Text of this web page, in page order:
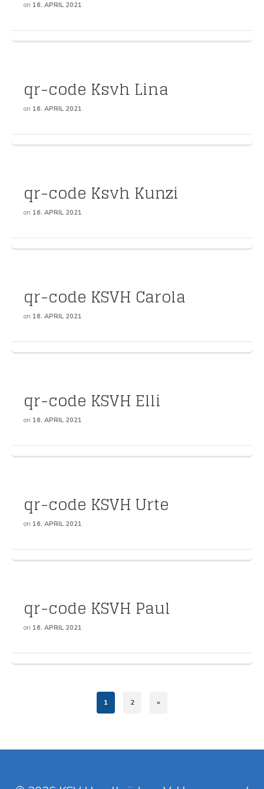
on 16. APRIL 2021
qr-code Ksvh Lina
on 16. APRIL 2021
qr-code Ksvh Kunzi
on 16. APRIL 2021
qr-code KSVH Carola
on 16. APRIL 2021
qr-code KSVH Elli
on 16. APRIL 2021
qr-code KSVH Urte
on 16. APRIL 2021
qr-code KSVH Paul
on 16. APRIL 2021
1 2 »